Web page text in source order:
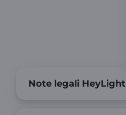
Note legali HeyLight